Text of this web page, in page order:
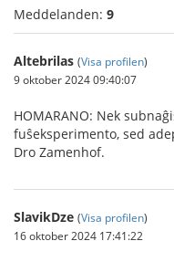
Meddelanden: 9
Altebrilas (Visa profilen)
9 oktober 2024 09:40:07
HOMARANO: Nek
fuŝeksperimento, sed
Dro Zamenhof.
SlavikDze (Visa profilen)
16 oktober 2024 17:41:22